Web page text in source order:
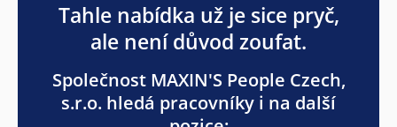
Tahle nabídka už je sice pryč,
ale není důvod zoufat.
Společnost MAXIN'S People Czech,
s.r.o. hledá pracovníky i na další